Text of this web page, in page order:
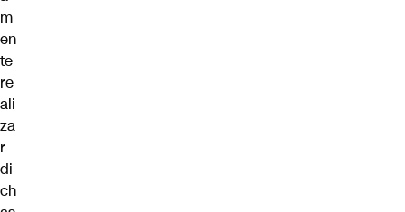
m
en
te
re
ali
za
r
di
ch